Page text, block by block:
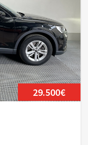
29.500€